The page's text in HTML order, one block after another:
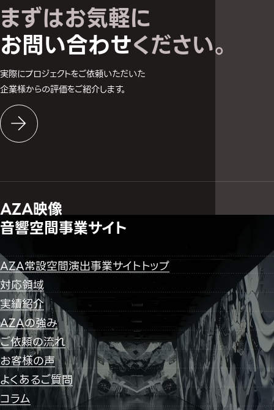
まずはお気軽に
お問い合わせください。
実際にプロジェクトをご依頼いただいた
企業様からの評価をご紹介します。
お問い合わせへ
AZA映像
音響空間事業サイト
AZA常設空間演出事業サイトトップ
対応領域
実績紹介
AZAの強み
ご依頼の流れ
お客様の声
よくあるご質問
コラム